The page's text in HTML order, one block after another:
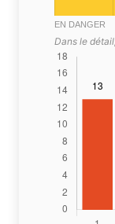
EN DANGER
Dans le détail,